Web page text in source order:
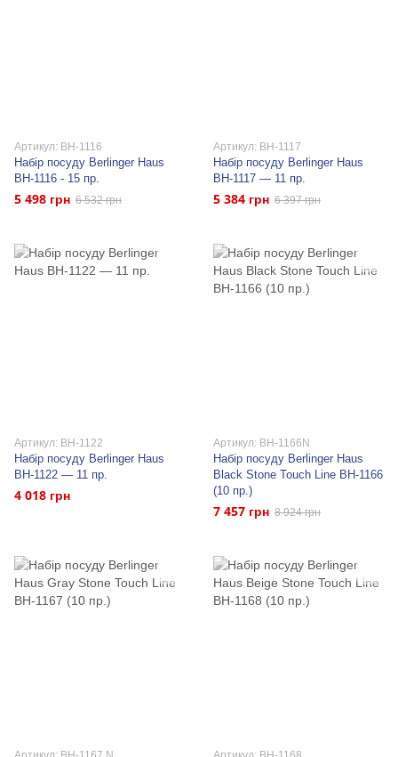
Артикул: BH-1116
Набір посуду Berlinger Haus
BH-1116 - 15 пр.
5 498 грн 6 532 грн
Артикул: BH-1117
Набір посуду Berlinger Haus
BH-1117 — 11 пр.
5 384 грн 6 397 грн
Артикул: BH-1122
Набір посуду Berlinger Haus
BH-1122 — 11 пр.
4 018 грн
Артикул: BH-1166N
Набір посуду Berlinger Haus
Black Stone Touch Line BH-1166
(10 пр.)
7 457 грн 8 924 грн